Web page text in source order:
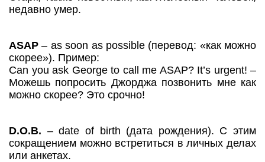
недавно умер.
ASAP – as soon as possible (перевод: «как можно
скорее»). Пример:
Can you ask George to call me ASAP? It’s urgent! –
Можешь попросить Джорджа позвонить мне как
можно скорее? Это срочно!
D.O.B. – date of birth (дата рождения). С этим
сокращением можно встретиться в личных делах
или анкетах.